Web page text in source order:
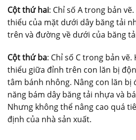
Cột thứ hai: Chỉ số A trong bản
thiểu của mặt dưới dây băng tải
trên và đường về dưới của băng
Cột thứ ba: Chỉ số C trong bản
thiểu giữa đỉnh trên con lăn bị
tâm bánh nhông. Nâng con lăn bị
năng bám dây băng tải nhựa và
Nhưng không thể nâng cao quá
định của nhà sản xuất.